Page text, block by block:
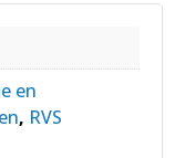
en
, RVS